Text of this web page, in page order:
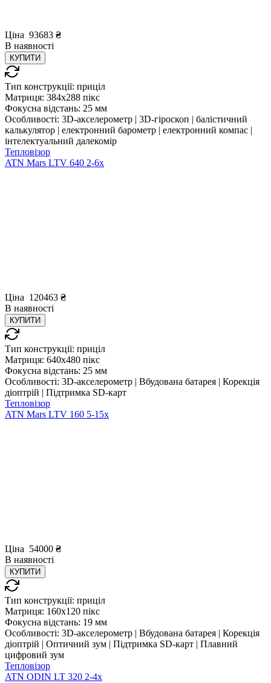
Ціна 93683 ₴
В наявності
КУПИТИ
Тип конструкції: приціл
Матриця: 384x288 пікс
Фокусна відстань: 25 мм
Особливості: 3D-акселерометр | 3D-гіроскоп | балістичний
калькулятор | електронний барометр | електронний компас |
інтелектуальний далекомір
Тепловізор
ATN Mars LTV 640 2-6x
Ціна 120463 ₴
В наявності
КУПИТИ
Тип конструкції: приціл
Матриця: 640x480 пікс
Фокусна відстань: 25 мм
Особливості: 3D-акселерометр | Вбудована батарея | Корекція
діоптрій | Підтримка SD-карт
Тепловізор
ATN Mars LTV 160 5-15x
Ціна 54000 ₴
В наявності
КУПИТИ
Тип конструкції: приціл
Матриця: 160x120 пікс
Фокусна відстань: 19 мм
Особливості: 3D-акселерометр | Вбудована батарея | Корекція
діоптрій | Оптичний зум | Підтримка SD-карт | Плавний
цифровий зум
Тепловізор
ATN ODIN LT 320 2-4x